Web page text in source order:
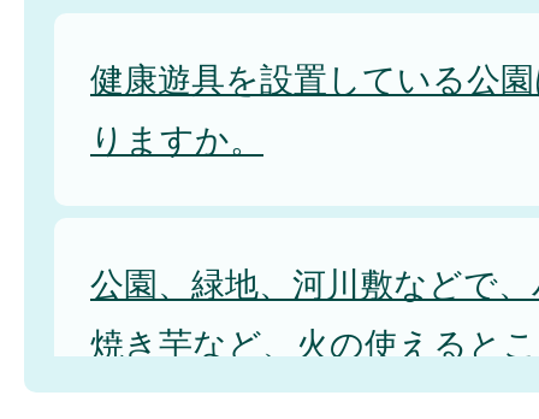
健康遊具を設置している公
りますか。
公園、緑地、河川敷などで
焼き芋など、火の使えると
ださい。